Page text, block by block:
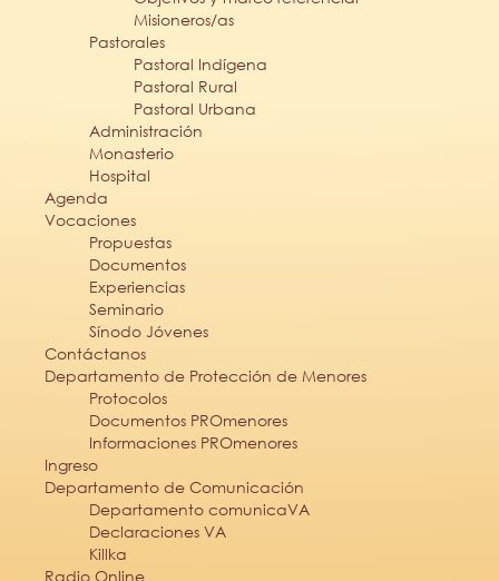
Misioneros/as
Pastorales
Pastoral Indígena
Pastoral Rural
Pastoral Urbana
Administración
Monasterio
Hospital
Agenda
Vocaciones
Propuestas
Documentos
Experiencias
Seminario
Sínodo Jóvenes
Contáctanos
Departamento de Protección de Menores
Protocolos
Documentos PROmenores
Informaciones PROmenores
Ingreso
Departamento de Comunicación
Departamento comunicaVA
Declaraciones VA
Killka
Radio Online